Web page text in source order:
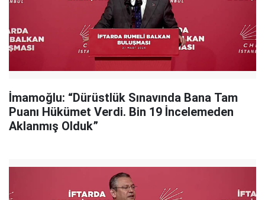
İmamoğlu: “Dürüstlük Sınavında Bana Tam
Puanı Hükümet Verdi. Bin 19 İncelemeden
Aklanmış Olduk”